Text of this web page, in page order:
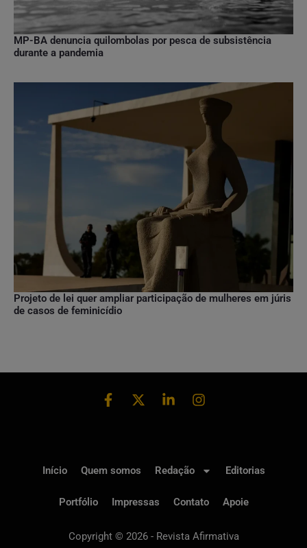
MP-BA denuncia quilombolas por pesca de subsistência
durante a pandemia
Projeto de lei quer ampliar participação de mulheres em júris
de casos de feminicídio
Copyright © 2026 - Revista Afirmativa
Início Quem somos Redação Editorias
Portfólio Impressas Contato Apoie